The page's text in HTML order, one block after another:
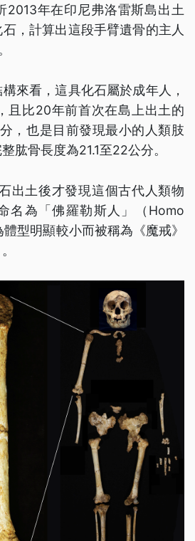
2013年在印尼弗洛雷斯島出土
，計算出這段手臂遺骨的主人
來看，這具化石屬於成年人，
且比20年前首次在島上出土的
，也是目前發現最小的人類肢
肱骨長度為21.1至22公分。
出土後才發現這個古代人類物
名為「佛羅勒斯人」（Homo
型明顯較小而被稱為《魔戒》